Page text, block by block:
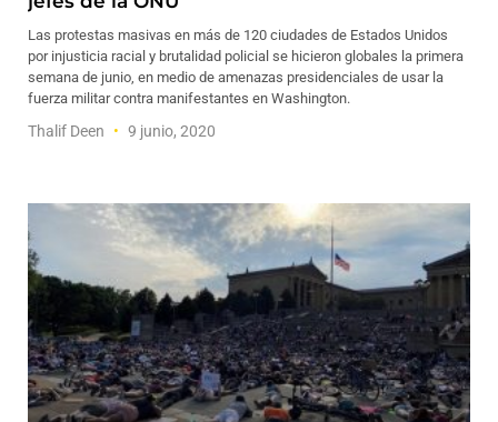
Las protestas masivas en más de 120 ciudades de Estados Unidos
por injusticia racial y brutalidad policial se hicieron globales la primera
semana de junio, en medio de amenazas presidenciales de usar la
fuerza militar contra manifestantes en Washington.
Thalif Deen 9 junio, 2020